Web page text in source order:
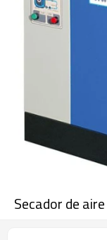
Secador de